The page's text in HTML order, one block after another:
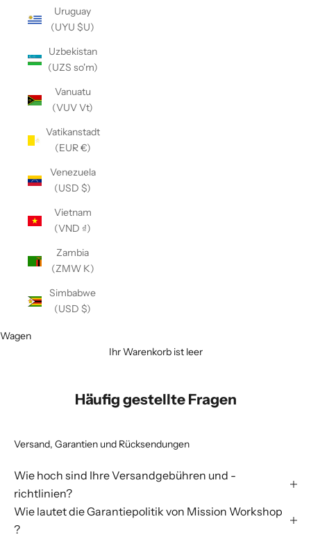
Uruguay
(UYU $U)
Uzbekistan
(UZS so'm)
Vanuatu
(VUV Vt)
Vatikanstadt
(EUR €)
Venezuela
(USD $)
Vietnam
(VND ₫)
Zambia
(ZMW K)
Simbabwe
(USD $)
Wagen
Ihr Warenkorb ist leer
Häufig gestellte Fragen
Versand, Garantien und Rücksendungen
Wie hoch sind Ihre Versandgebühren und -
richtlinien?
Wie lautet die Garantiepolitik von Mission Workshop
?